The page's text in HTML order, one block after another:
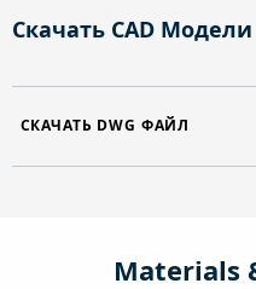
Скачать CAD Модели
СКАЧАТЬ DWG ФАЙЛ
Materials